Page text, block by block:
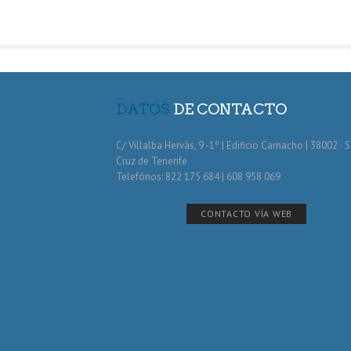
DATOS DE CONTACTO
C/ Villalba Hervás, 9 -1º | Edificio Camacho | 38002 ·
Cruz de Tenerife
Telefónos: 822 175 684 | 608 958 069
CONTACTO VÍA WEB